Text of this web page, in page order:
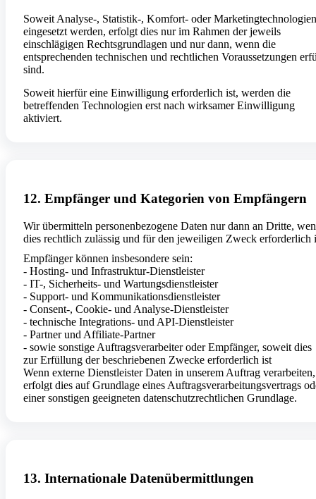
Soweit Analyse-, Statistik-, Komfort- oder Marketingtechnologien
eingesetzt werden, erfolgt dies nur im Rahmen der jeweils
einschlägigen Rechtsgrundlagen und nur dann, wenn die
entsprechenden technischen und rechtlichen Voraussetzungen
sind.
Soweit hierfür eine Einwilligung erforderlich ist, werden die
betreffenden Technologien erst nach wirksamer Einwilligung
aktiviert.
12. Empfänger und Kategorien von Empfängern
Wir übermitteln personenbezogene Daten nur dann an Dritte,
dies rechtlich zulässig und für den jeweiligen Zweck erforderlich
Empfänger können insbesondere sein:
- Hosting- und Infrastruktur-Dienstleister
- IT-, Sicherheits- und Wartungsdienstleister
- Support- und Kommunikationsdienstleister
- Consent-, Cookie- und Analyse-Dienstleister
- technische Integrations- und API-Dienstleister
- Partner und Affiliate-Partner
- sowie sonstige Auftragsverarbeiter oder Empfänger, soweit dies
zur Erfüllung der beschriebenen Zwecke erforderlich ist
Wenn externe Dienstleister Daten in unserem Auftrag verarbeiten,
erfolgt dies auf Grundlage eines Auftragsverarbeitungsvertrags
einer sonstigen geeigneten datenschutzrechtlichen Grundlage.
13. Internationale Datenübermittlungen